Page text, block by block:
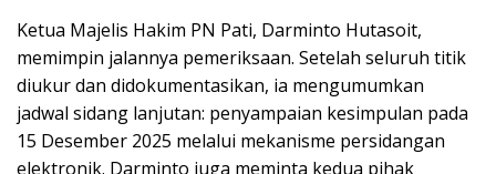
Ketua Majelis Hakim PN Pati, Darminto Hutasoit,
memimpin jalannya pemeriksaan. Setelah seluruh titik
diukur dan didokumentasikan, ia mengumumkan
jadwal sidang lanjutan: penyampaian kesimpulan pada
15 Desember 2025 melalui mekanisme persidangan
elektronik. Darminto juga meminta kedua pihak